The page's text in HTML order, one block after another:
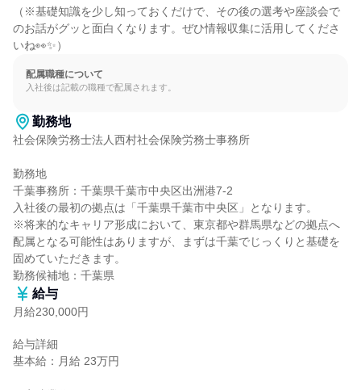
（※基礎知識を少し知っておくだけで、その後の選考や座談会で
のお話がグッと面白くなります。ぜひ情報収集に活用してくださ
いね👀✨）
配属職種について
入社後は記載の職種で配属されます。
勤務地
社会保険労務士法人西村社会保険労務士事務所
勤務地
千葉事務所：千葉県千葉市中央区出洲港7-2
入社後の最初の拠点は「千葉県千葉市中央区」となります。
※将来的なキャリア形成において、東京都や群馬県などの拠点へ
配属となる可能性はありますが、まずは千葉でじっくりと基礎を
固めていただきます。
勤務候補地：千葉県
給与
月給230,000円
給与詳細
基本給：月給 23万円